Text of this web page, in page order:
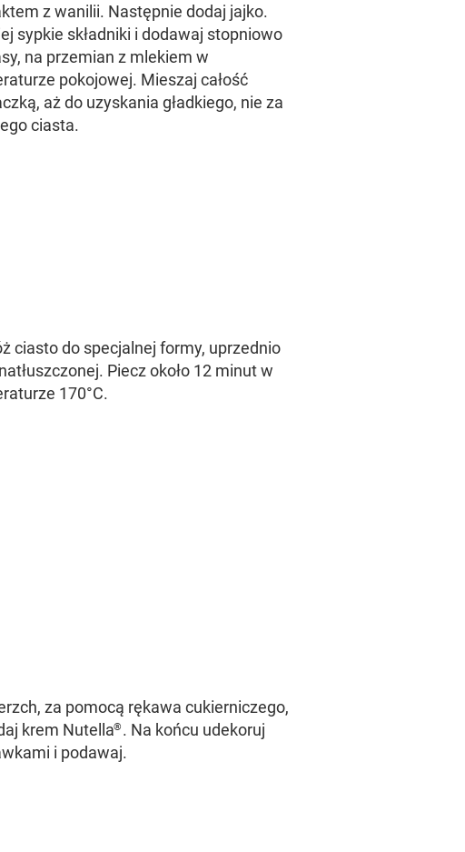
z wanilii. Następnie dodaj jajko.
sypkie składniki i dodawaj stopniowo
na przemian z mlekiem w
pokojowej. Mieszaj całość
aż do uzyskania gładkiego, nie za
ciasta.
ciasto do specjalnej formy, uprzednio
Piecz około 12 minut w
170°C.
za pomocą rękawa cukierniczego,
krem Nutella® . Na końcu udekoruj
i podawaj.